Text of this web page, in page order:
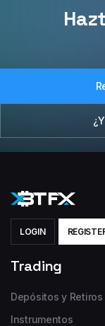
LOGIN
Trading
Depósitos y Retiros
Instrumentos